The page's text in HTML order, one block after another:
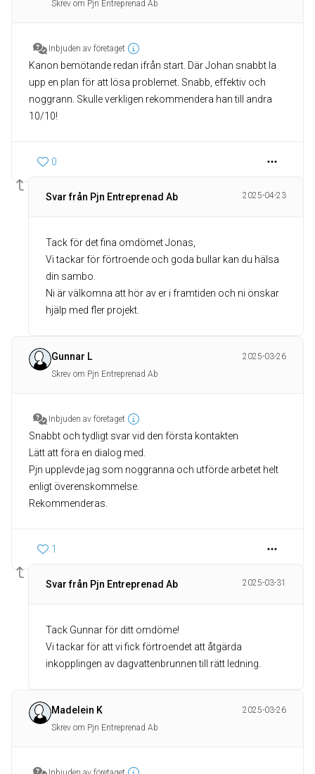
Skrev om Pjn Entreprenad Ab
Inbjuden av företaget
Kanon bemötande redan ifrån start. Där Johan snabbt la
upp en plan för att lösa problemet. Snabb, effektiv och
noggrann. Skulle verkligen rekommendera han till andra
10/10!
0
Svar från Pjn Entreprenad Ab 2025-04-23
Tack för det fina omdömet Jonas,
Vi tackar för förtroende och goda bullar kan du hälsa
din sambo.
Ni är välkomna att hör av er i framtiden och ni önskar
hjälp med fler projekt.
Gunnar L
2025-03-26
Skrev om Pjn Entreprenad Ab
Inbjuden av företaget
Snabbt och tydligt svar vid den första kontakten
Lätt att föra en dialog med.
Pjn upplevde jag som noggranna och utförde arbetet helt
enligt överenskommelse.
Rekommenderas.
1
Svar från Pjn Entreprenad Ab 2025-03-31
Tack Gunnar för ditt omdöme!
Vi tackar för att vi fick förtroendet att åtgärda
Madelein K
2025-03-26
Skrev om Pjn Entreprenad Ab